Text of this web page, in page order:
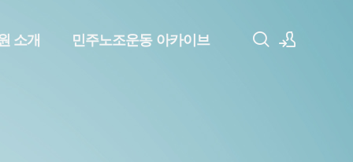
소개 민주노조운동 아카이브